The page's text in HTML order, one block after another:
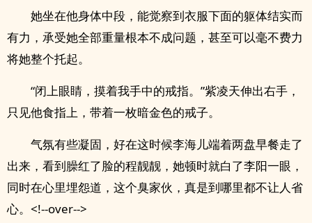
她坐在他身体中段，能觉察到衣服下面的躯体结实而
有力，承受她全部重量根本不成问题，甚至可以毫不费力
将她整个托起。
“闭上眼睛，摸着我手中的戒指。”紫凌天伸出右手，
只见他食指上，带着一枚暗金色的戒子。
气氛有些凝固，好在这时候李海儿端着两盘早餐走了
出来，看到臊红了脸的程靓靓，她顿时就白了李阳一眼，
同时在心里埋怨道，这个臭家伙，真是到哪里都不让人省
心。<!--over-->